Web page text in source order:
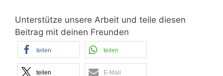
Unterstütze unsere Arbeit und teile diesen
Beitrag mit deinen Freunden
teilen teilen
teilen E-Mail